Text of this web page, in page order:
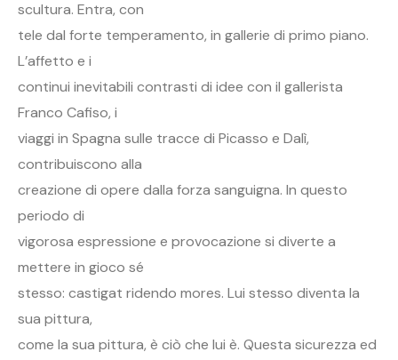
scultura. Entra, con
tele dal forte temperamento, in gallerie di primo piano.
L’affetto e i
continui inevitabili contrasti di idee con il gallerista
Franco Cafiso, i
viaggi in Spagna sulle tracce di Picasso e Dalì,
contribuiscono alla
creazione di opere dalla forza sanguigna. In questo
periodo di
vigorosa espressione e provocazione si diverte a
mettere in gioco sé
stesso: castigat ridendo mores. Lui stesso diventa la
sua pittura,
come la sua pittura, è ciò che lui è. Questa sicurezza ed